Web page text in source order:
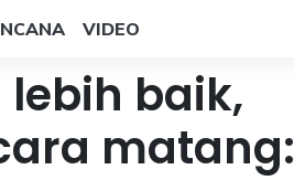
VIDEO
lebih baik,
matang: